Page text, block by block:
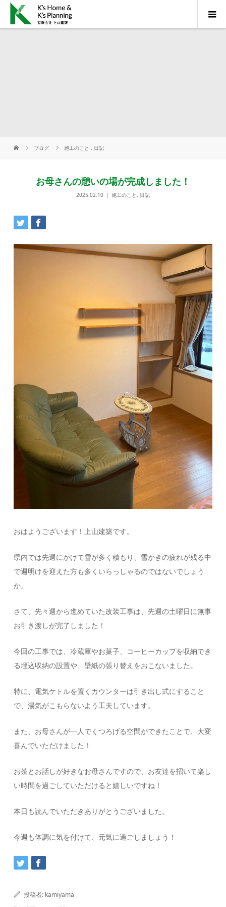
ブログ 施工のこと , 日記
お母さんの憩いの場が完成しました！
2025.02.10 施工のこと , 日記
おはようございます！上山建築です。
県内では先週にかけて雪が多く積もり、雪かきの疲れが残る中
で週明けを迎えた方も多くいらっしゃるのではないでしょう
か。
さて、先々週から進めていた改装工事は、先週の土曜日に無事
お引き渡しが完了しました！
今回の工事では、冷蔵庫やお菓子、コーヒーカップを収納でき
る埋込収納の設置や、壁紙の張り替えをおこないました。
特に、電気ケトルを置くカウンターは引き出し式にすること
で、湯気がこもらないよう工夫しています。
また、お母さんが一人でくつろげる空間ができたことで、大変
喜んでいただけました！
お茶とお話しが好きなお母さんですので、お友達を招いて楽し
い時間を過ごしていただけると嬉しいですね！
本日も読んでいただきありがとうございました。
今週も体調に気を付けて、元気に過ごしましょう！
投稿者: kamiyama